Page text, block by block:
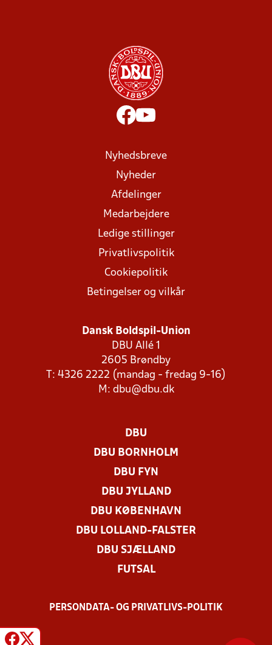
Nyhedsbreve
Nyheder
Afdelinger
Medarbejdere
Ledige stillinger
Privatlivspolitik
Cookiepolitik
Betingelser og vilkår
Dansk Boldspil-Union
DBU Allé 1
2605 Brøndby
T: 4326 2222 (mandag - fredag 9-16)
M: dbu@dbu.dk
DBU
DBU BORNHOLM
DBU FYN
DBU JYLLAND
DBU KØBENHAVN
DBU LOLLAND-FALSTER
DBU SJÆLLAND
FUTSAL
PERSONDATA- OG PRIVATLIVS-POLITIK